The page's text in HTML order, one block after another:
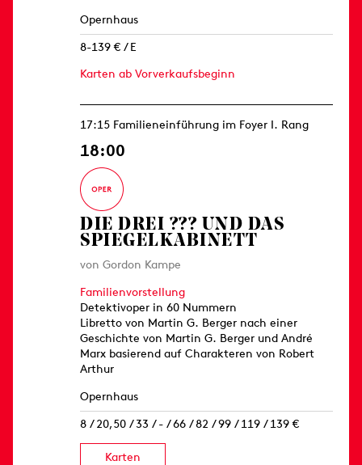
Opernhaus
8-139 € / E
Karten ab Vorverkaufsbeginn
17:15 Familieneinführung im Foyer I. Rang
18:00
DIE DREI ??? UND DAS
SPIEGELKABINETT
von Gordon Kampe
Familienvorstellung
Detektivoper in 60 Nummern
Libretto von Martin G. Berger nach einer
Geschichte von Martin G. Berger und André
Marx basierend auf Charakteren von Robert
Arthur
Opernhaus
8 / 20,50 / 33 / - / 66 / 82 / 99 / 119 / 139 €
Karten